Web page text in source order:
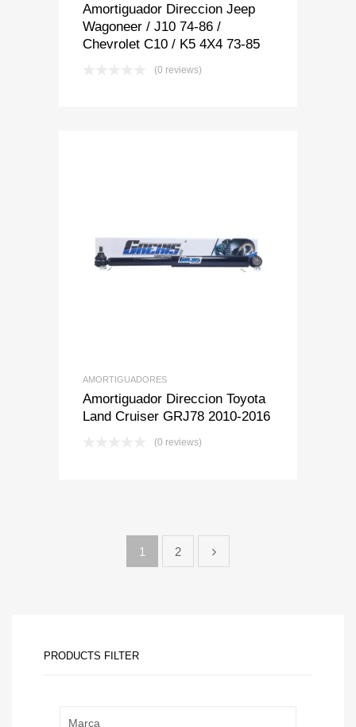
Amortiguador Direccion Jeep
Wagoneer / J10 74-86 /
Chevrolet C10 / K5 4X4 73-85
(0 reviews)
Add to Wishlist
Add to Compare
AMORTIGUADORES
Amortiguador Direccion Toyota
Land Cruiser GRJ78 2010-2016
(0 reviews)
1 2
PRODUCTS FILTER